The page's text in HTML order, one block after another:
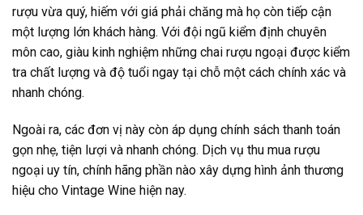
rượu vừa quý, hiếm với giá phải chăng mà họ còn tiếp cận
một lượng lớn khách hàng. Với đội ngũ kiểm định chuyên
môn cao, giàu kinh nghiệm những chai rượu ngoại được kiểm
tra chất lượng và độ tuổi ngay tại chỗ một cách chính xác và
nhanh chóng.
Ngoài ra, các đơn vị này còn áp dụng chính sách thanh toán
gọn nhẹ, tiện lượi và nhanh chóng. Dịch vụ thu mua rượu
ngoại uy tín, chính hãng phần nào xây dựng hình ảnh thương
hiệu cho Vintage Wine hiện nay.